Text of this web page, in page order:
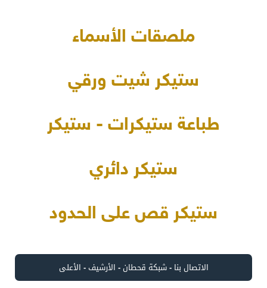
ملصقات الأسماء
ستيكر شيت ورقي
طباعة ستيكرات - ستيكر
ستيكر دائري
ستيكر قص على الحدود
الاتصال بنا -شبكة قحطان- الأرشيف- الأعلى